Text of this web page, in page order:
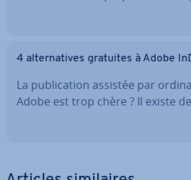
4 al­ter­na­tives gratuites à Adobe
La pu­bli­ca­tion assistée par
Adobe est trop chère ? Il existe